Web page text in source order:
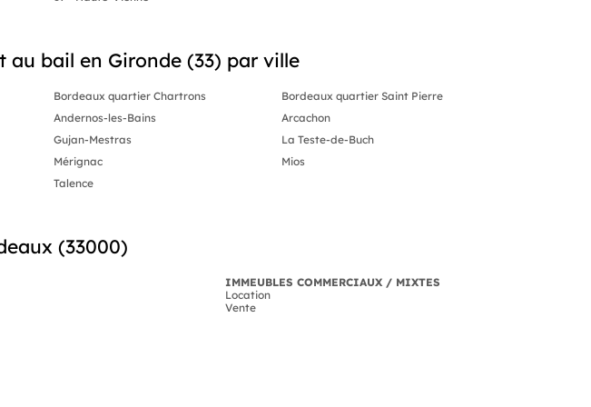
au bail en Gironde (33) par ville
Bordeaux quartier Chartrons
Bordeaux quartier Saint Pierre
Andernos-les-Bains
Arcachon
Gujan-Mestras
La Teste-de-Buch
Mérignac
Mios
Talence
(33000)
IMMEUBLES COMMERCIAUX / MIXTES
Location
Vente